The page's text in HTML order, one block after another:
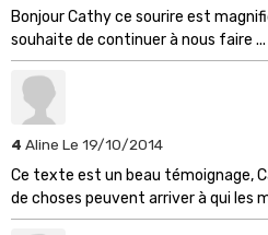
Bonjour Cathy ce sourire est
souhaite de continuer à nous faire ...
4 Aline Le 19/10/2014
Ce texte est un beau témoignage,
de choses peuvent arriver à qui les